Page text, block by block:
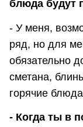
блюда будут
- У меня,
ряд, но для
обязательно
сметана,
горячие
- Когда ты в